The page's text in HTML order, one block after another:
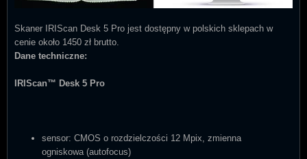
Skaner IRIScan Desk 5 Pro jest dostępny w polskich sklepach w
cenie około 1450 zł brutto.
Dane techniczne:
IRIScan™ Desk 5 Pro
sensor: CMOS o rozdzielczości 12 Mpix, zmienna
ogniskowa (autofocus)